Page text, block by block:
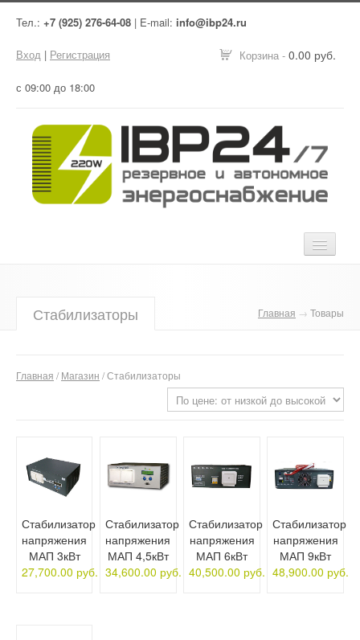
Тел.: +7 (925) 276-64-08 | E-mail: info@ibp24.ru
Корзина - 0.00 руб.
Вход | Регистрация
с 09:00 до 18:00
Оборудование
Контакты
Стабилизаторы Главная → Товары
Главная /Магазин / Стабилизаторы
Стабилизатор
напряжения
МАП 3кВт
27,700.00 руб.
Стабилизатор
напряжения
МАП 4,5кВт
34,600.00 руб.
Стабилизатор
напряжения
МАП 6кВт
40,500.00 руб.
Стабилизатор
напряжения
МАП 9кВт
48,900.00 руб.